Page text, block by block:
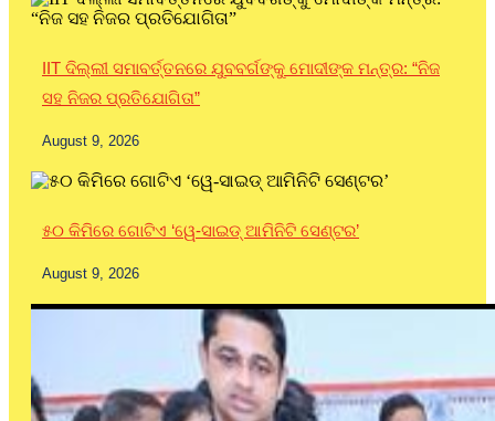
IIT ଦିଲ୍ଲୀ ସମାବର୍ତ୍ତନରେ ଯୁବବର୍ଗଙ୍କୁ ମୋଦୀଙ୍କ ମନ୍ତ୍ର: “ନିଜ
ସହ ନିଜର ପ୍ରତିଯୋଗିତା”
August 9, 2026
୫୦ କିମିରେ ଗୋଟିଏ ‘ୱେ-ସାଇଡ୍ ଆମିନିଟି ସେଣ୍ଟର’
August 9, 2026